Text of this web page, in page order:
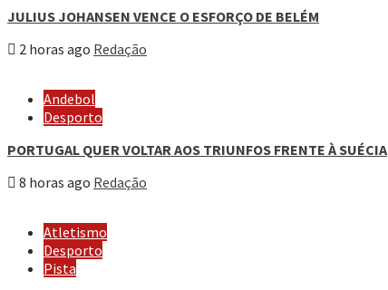
JULIUS JOHANSEN VENCE O ESFORÇO DE BELÉM
2 horas ago Redação
Andebol
Desporto
PORTUGAL QUER VOLTAR AOS TRIUNFOS FRENTE À SUÉCIA
8 horas ago Redação
Atletismo
Desporto
Pista